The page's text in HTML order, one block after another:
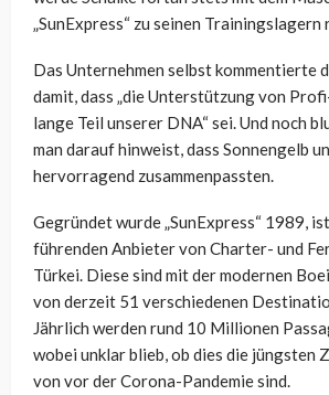
„SunExpress“ zu seinen Trainingslagern
Das Unternehmen selbst kommentierte
damit, dass „die Unterstützung von
lange Teil unserer DNA“ sei. Und noch
man darauf hinweist, dass Sonnengelb
hervorragend zusammenpassten.
Gegründet wurde „SunExpress“ 1989,
führenden Anbieter von Charter- und
Türkei. Diese sind mit der modernen
von derzeit 51 verschiedenen
Jährlich werden rund 10 Millionen
wobei unklar blieb, ob dies die jüngsten
von vor der Corona-Pandemie sind.